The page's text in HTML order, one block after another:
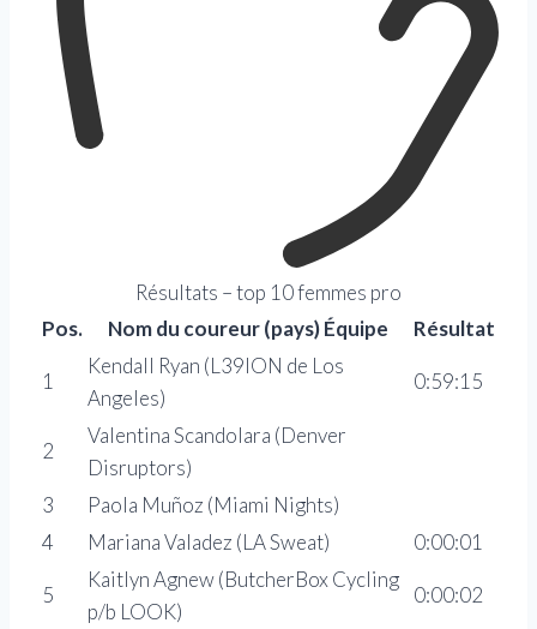
Résultats – top 10 femmes pro
Pos.
Nom du coureur (pays) Équipe Résultat
1
Kendall Ryan (L39ION de Los
Angeles)
0:59:15
2
Valentina Scandolara (Denver
Disruptors)
3
Paola Muñoz (Miami Nights)
4
Mariana Valadez (LA Sweat) 0:00:01
5
Kaitlyn Agnew (ButcherBox Cycling
p/b LOOK)
0:00:02